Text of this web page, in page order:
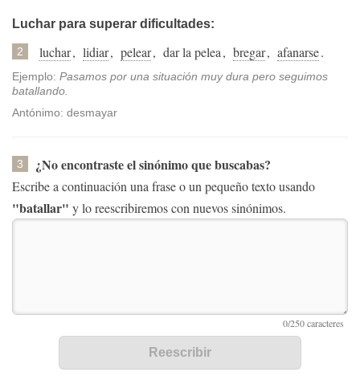
Luchar para superar dificultades:
2 luchar, lidiar, pelear, dar la pelea, bregar, afanarse.
Ejemplo: Pasamos por una situación muy dura pero seguimos
batallando.
Antónimo: desmayar
3 ¿No encontraste el sinónimo que buscabas?
Escribe a continuación una frase o un pequeño texto usando
"batallar" y lo reescribiremos con nuevos sinónimos.